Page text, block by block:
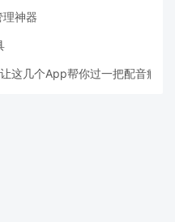
神器
这几个App帮你过一把配音瘾